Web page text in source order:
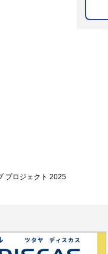
プロジェクト 2025